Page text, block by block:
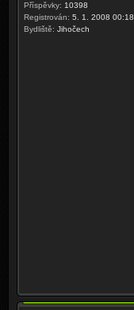
Příspěvky: 10398
Registrován: 5. 1. 2008 00:18
Bydliště: Jihočech